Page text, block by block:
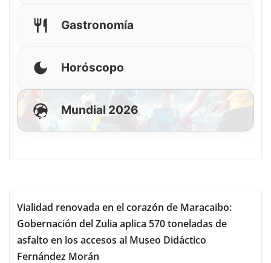
Gastronomía
Horóscopo
Mundial 2026
Vialidad renovada en el corazón de Maracaibo:
Gobernación del Zulia aplica 570 toneladas de
asfalto en los accesos al Museo Didáctico
Fernández Morán